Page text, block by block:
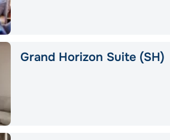
Grand Horizon Suite (SH)